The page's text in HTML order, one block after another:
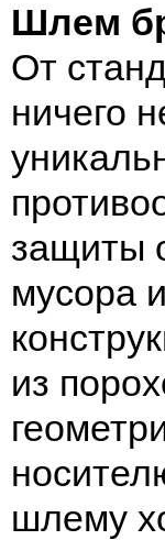
Шлем
От
ничего
защиты
мусора
из
шлему